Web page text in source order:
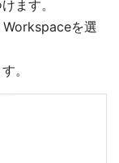
ます。
Workspaceを選
。